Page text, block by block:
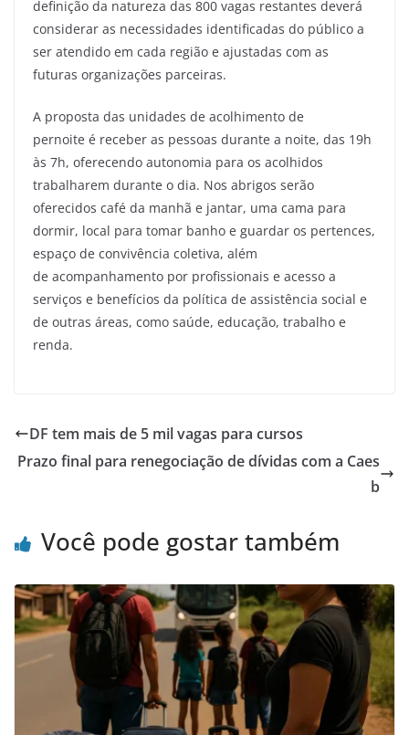
definição da natureza das 800 vagas restantes deverá
considerar as necessidades identificadas do público a
ser atendido em cada região e ajustadas com as
futuras organizações parceiras.
A proposta das unidades de acolhimento de
pernoite é receber as pessoas durante a noite, das 19h
às 7h, oferecendo autonomia para os acolhidos
trabalharem durante o dia. Nos abrigos serão
oferecidos café da manhã e jantar, uma cama para
dormir, local para tomar banho e guardar os pertences,
espaço de convivência coletiva, além
de acompanhamento por profissionais e acesso a
serviços e benefícios da política de assistência social e
de outras áreas, como saúde, educação, trabalho e
renda.
DF tem mais de 5 mil vagas para cursos
Prazo final para renegociação de dívidas com a Caes
b
Você pode gostar também